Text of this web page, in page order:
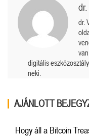
dr.
digitális
neki.
AJÁNLOTT
Hogy áll a Bitcoin